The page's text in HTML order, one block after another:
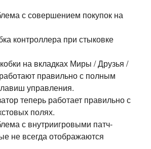
с совершением покупок на
контроллера при стыковке
на вкладках Миры / Друзья /
правильно с полным
управления.
теперь работает правильно с
полях.
с внутриигровыми патч-
не всегда отображаются